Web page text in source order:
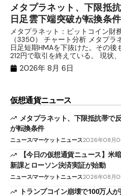
メタプラネット、下限抵
日足雲下端突破が転換条
メタプラネット：ビットコイン財
（3350） チャート分析 メタプラ
日足短期HMAを下抜けた。その
212円で取引を終えている。 現状
2026年 8月 6日
仮想通貨ニュース
メタプラネット、下限抵抗帯で
が転換条件
ニュースマーケットニュース2026年08月
【今日の仮想通貨ニュース】
新課とローソン決済実証が始動
ニュースマーケットニュース2026年08月
トランプコイン崩壊で100万人